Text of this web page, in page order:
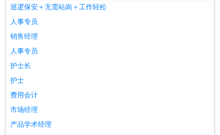
巡逻保安＋无需站岗＋工作轻松
人事专员
销售经理
人事专员
护士长
护士
费用会计
市场经理
产品学术经理